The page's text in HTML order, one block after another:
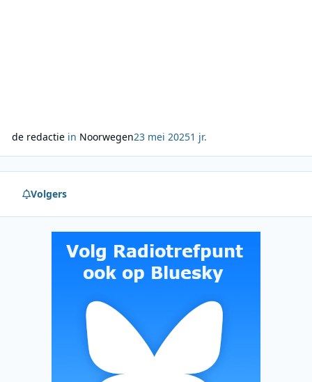
de redactiein Noorwegen23 mei 20251 jr.
Volgers